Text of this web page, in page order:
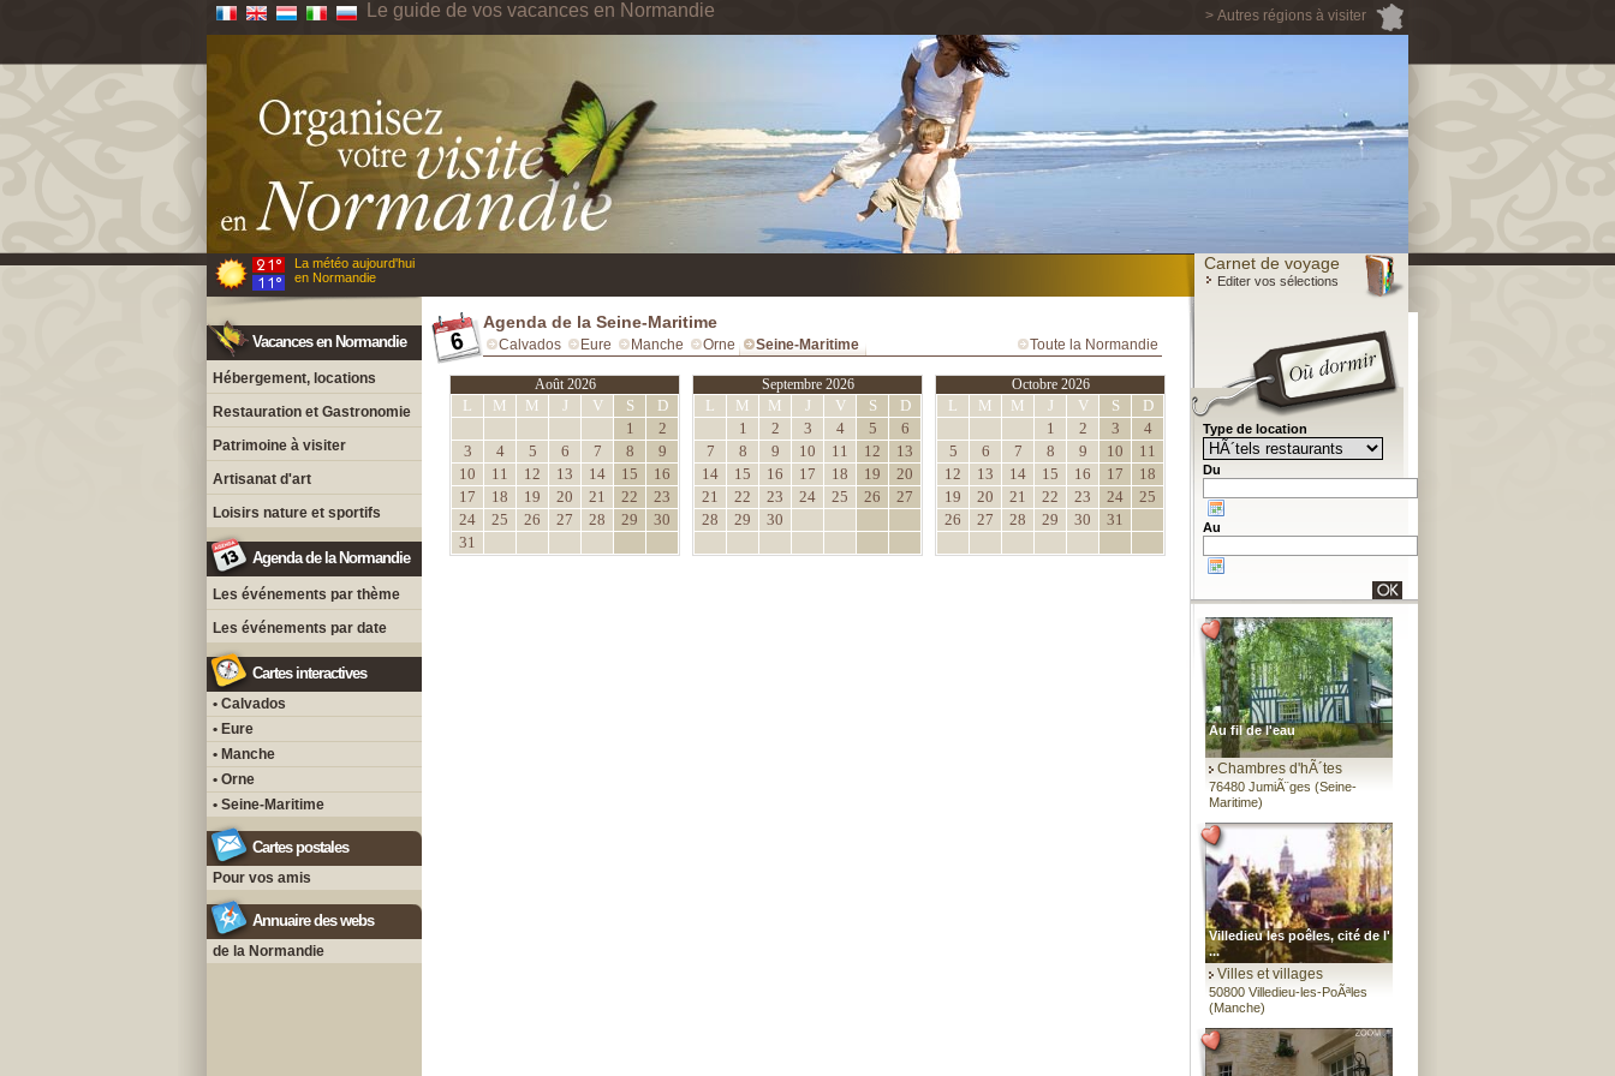
> Autres régions à visiter
Le guide de vos vacances en Normandie
La météo aujourd'hui
en Normandie
Carnet de voyage
Editer vos sélections
Vacances en Normandie
Hébergement, locations
Restauration et Gastronomie
Patrimoine à visiter
Artisanat d'art
Loisirs nature et sportifs
Agenda de la Normandie
Les événements par thème
Les événements par date
Cartes interactives
• Calvados
• Eure
• Manche
• Orne
• Seine-Maritime
Cartes postales
Pour vos amis
Annuaire des webs
de la Normandie
Agenda de la Seine-Maritime
Calvados Eure Manche Orne Seine-Maritime Toute la Normandie
Août 2026
L M M J V S
D
1
2
3
4 5 6 7 8
9
10
11 12 13 14 15
16
17
18 19 20 21 22
23
24
25 26 27 28 29
30
31
Septembre 2026
L M M J V S
D
1
2 3 4 5
6
7
8 9 10 11 12
13
14
15 16 17 18 19
20
21
22 23 24 25 26
27
28
29 30
Octobre 2026
L M M J V S
D
1
2 3
4
5
6 7 8 9 10
11
12
13 14 15 16 17
18
19
20 21 22 23 24
25
26
27 28 29 30 31
Type de location
Du
Au
Au fil de l'eau
Chambres d'hÃ´tes
76480 JumiÃ¨ges (Seine-
Maritime)
Villedieu les poêles, cité de l'
...
Villes et villages
50800 Villedieu-les-PoÃªles
(Manche)